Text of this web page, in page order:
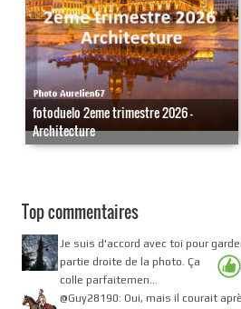
fotoduelo 2eme trimestre 2026 -
Architecture
Top commentaires
Je suis d'accord avec toi pour
partie droite de la photo. Ça
colle parfaitemen...
@Guy28190: Oui, mais il courait